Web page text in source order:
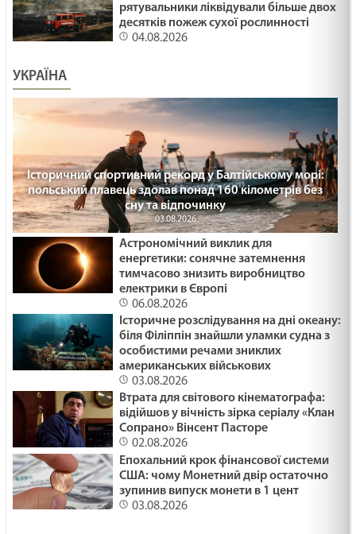
рятувальники ліквідували більше двох
десятків пожеж сухої рослинності
04.08.2026
УКРАЇНА
Історичний спортивний рекорд у Балтійському морі:
польський плавець здолав понад 160 кілометрів без
сну та відпочинку
03.08.2026
Астрономічний виклик для
енергетики: сонячне затемнення
тимчасово знизить виробництво
електрики в Європі
06.08.2026
Історичне розслідування на дні океану:
біля Філіппін знайшли уламки судна з
особистими речами зниклих
американських військових
03.08.2026
Втрата для світового кінематографа:
відійшов у вічність зірка серіалу «Клан
Сопрано» Вінсент Пасторе
02.08.2026
Епохальний крок фінансової системи
США: чому Монетний двір остаточно
зупинив випуск монети в 1 цент
03.08.2026